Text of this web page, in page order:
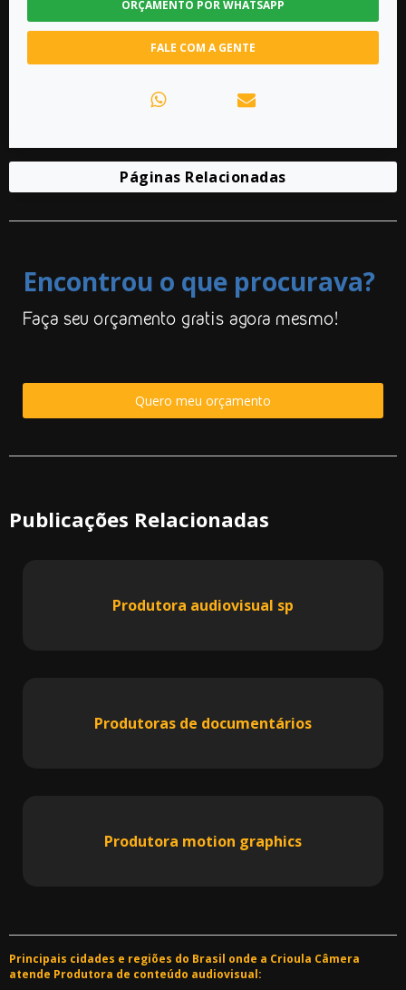
ORÇAMENTO POR WHATSAPP
FALE COM A GENTE
Páginas Relacionadas
Encontrou o que procurava?
Faça seu orçamento gratis agora mesmo!
Quero meu orçamento
Publicações Relacionadas
Produtora audiovisual sp
Produtoras de documentários
Produtora motion graphics
Principais cidades e regiões do Brasil onde a Crioula Câmera
atende Produtora de conteúdo audiovisual: